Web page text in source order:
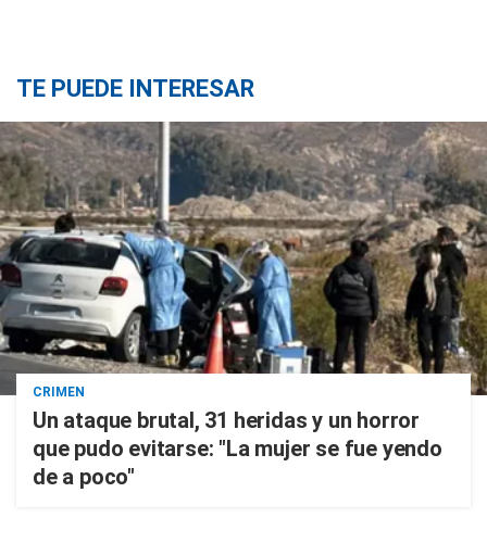
TE PUEDE INTERESAR
CRIMEN
Un ataque brutal, 31 heridas y un horror
que pudo evitarse: "La mujer se fue yendo
de a poco"